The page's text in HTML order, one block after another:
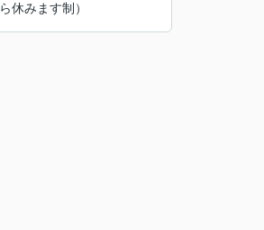
ら休みます制）